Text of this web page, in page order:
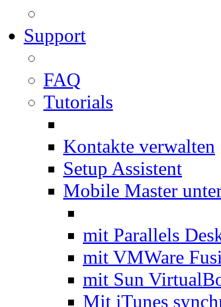
Support
FAQ
Tutorials
Kontakte verwalten
Setup Assistent
Mobile Master
mit Parallels
mit VMWare
mit Sun
Mit iTunes